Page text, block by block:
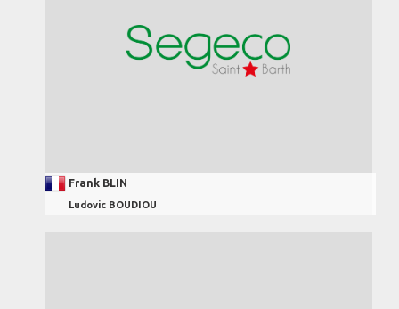
Frank BLIN
Ludovic BOUDIOU